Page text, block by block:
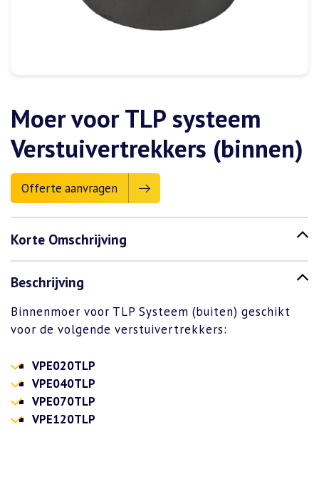
Moer voor TLP systeem
Verstuivertrekkers (binnen)
Offerte aanvragen
Korte Omschrijving
Beschrijving
Binnenmoer voor TLP Systeem (buiten) geschikt
voor de volgende verstuivertrekkers:
VPE020TLP
VPE040TLP
VPE070TLP
VPE120TLP